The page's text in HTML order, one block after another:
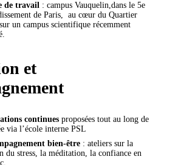
de travail : campus Vauquelin,dans le 5e
de Paris, au cœur du Quartier
un campus scientifique récemment
et
continues proposées tout au long de
via l’école interne PSL
bien-être : ateliers sur la
du stress, la méditation, la confiance en